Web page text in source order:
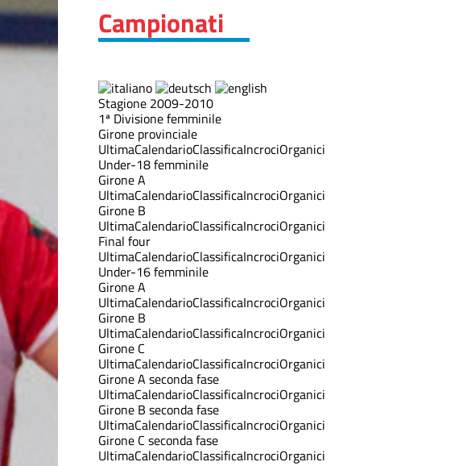
Campionati
Stagione 2009-2010
1ª Divisione femminile
Girone provinciale
UltimaCalendarioClassificaIncrociOrganici
Under-18 femminile
Girone A
UltimaCalendarioClassificaIncrociOrganici
Girone B
UltimaCalendarioClassificaIncrociOrganici
Final four
UltimaCalendarioClassificaIncrociOrganici
Under-16 femminile
Girone A
UltimaCalendarioClassificaIncrociOrganici
Girone B
UltimaCalendarioClassificaIncrociOrganici
Girone C
UltimaCalendarioClassificaIncrociOrganici
Girone A seconda fase
UltimaCalendarioClassificaIncrociOrganici
Girone B seconda fase
UltimaCalendarioClassificaIncrociOrganici
Girone C seconda fase
UltimaCalendarioClassificaIncrociOrganici